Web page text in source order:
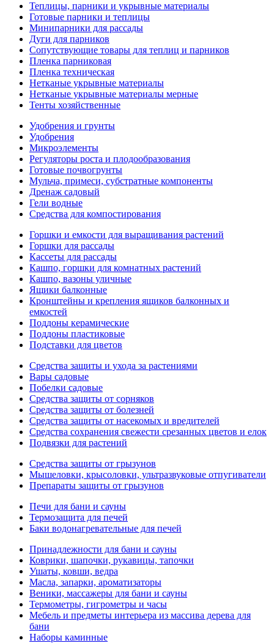
Теплицы, парники и укрывные материалы
Готовые парники и теплицы
Минипарники для рассады
Дуги для парников
Сопутствующие товары для теплиц и парников
Пленка парниковая
Пленка техническая
Нетканые укрывные материалы
Нетканые укрывные материалы мерные
Тенты хозяйственные
Удобрения и грунты
Удобрения
Микроэлементы
Регуляторы роста и плодообразования
Готовые почвогрунты
Мульча, примеси, субстратные компоненты
Дренаж садовый
Гели водные
Средства для компостирования
Горшки и емкости для выращивания растений
Горшки для рассады
Кассеты для рассады
Кашпо, горшки для комнатных растений
Кашпо, вазоны уличные
Ящики балконные
Кронштейны и крепления ящиков балконных и
емкостей
Поддоны керамические
Поддоны пластиковые
Подставки для цветов
Средства защиты и ухода за растениями
Вары садовые
Побелки садовые
Средства защиты от сорняков
Средства защиты от болезней
Средства защиты от насекомых и вредителей
Средства сохранения свежести срезанных цветов и елок
Подвязки для растений
Средства защиты от грызунов
Мышеловки, крысоловки, ультразвуковые отпугиватели
Препараты защиты от грызунов
Печи для бани и сауны
Термозащита для печей
Баки водонагревательные для печей
Принадлежности для бани и сауны
Коврики, шапочки, рукавицы, тапочки
Ушаты, ковши, ведра
Масла, запарки, ароматизаторы
Веники, массажеры для бани и сауны
Термометры, гигрометры и часы
Мебель и предметы интерьера из массива дерева для
бани
Наборы каминные